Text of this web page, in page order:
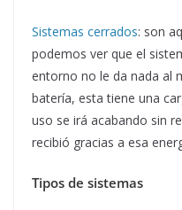
Sistemas cerrados: son
podemos ver que el
entorno no le da nada al
batería, esta tiene una
uso se irá acabando sin
recibió gracias a esa
Tipos de sistemas